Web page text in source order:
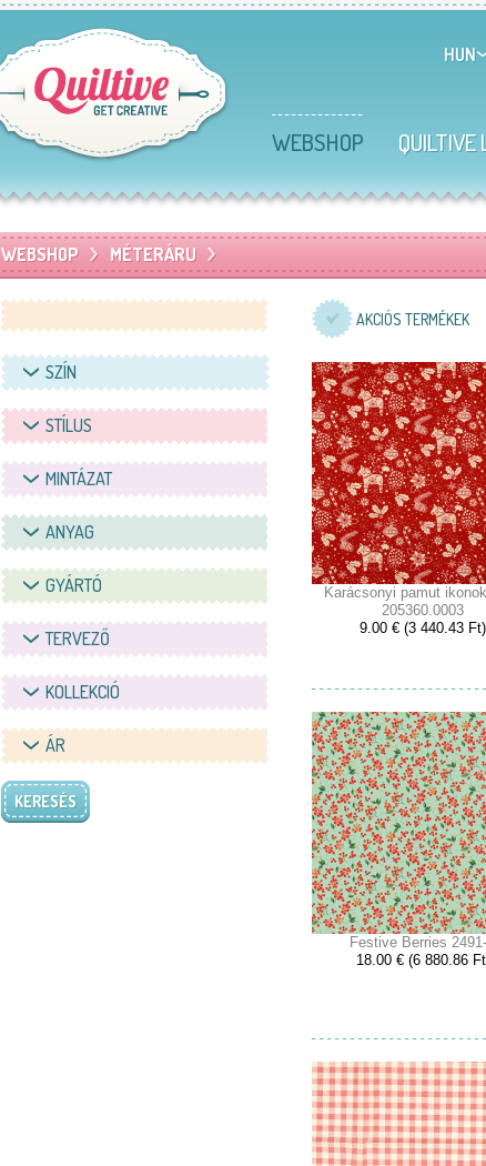
HUN
WEBSHOP QUILTIVE
WEBSHOP MÉTERÁRU
SZÍN
STÍLUS
MINTÁZAT
ANYAG
GYÁRTÓ
TERVEZŐ
KOLLEKCIÓ
ÁR
KERESÉS
AKCIÓS TERMÉKEK
Karácsonyi pamut
205360.0003
9.00 € (3 440.43 Ft)
Festive Berries
18.00 € (6 880.86